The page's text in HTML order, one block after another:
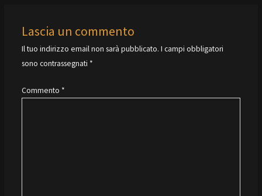
Lascia un commento
Il tuo indirizzo email non sarà pubblicato. I campi obbligatori
sono contrassegnati *
Commento *